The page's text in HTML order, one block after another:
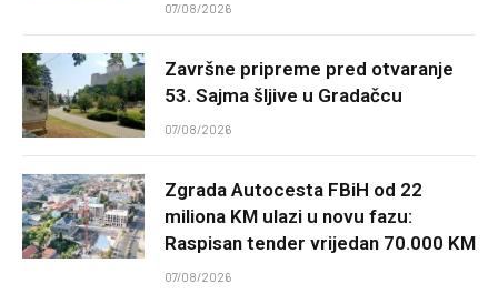
07/08/2026
Završne pripreme pred otvaranje
53. Sajma šljive u Gradačcu
07/08/2026
Zgrada Autocesta FBiH od 22
miliona KM ulazi u novu fazu:
Raspisan tender vrijedan 70.000 KM
07/08/2026